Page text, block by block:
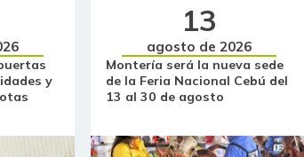
Breva
Brócoli
Cabeza de lomo
Cachama fresca
y
13
agosto de 2026
Montería será la nueva sede
de la Feria Nacional Cebú del
13 al 30 de agosto